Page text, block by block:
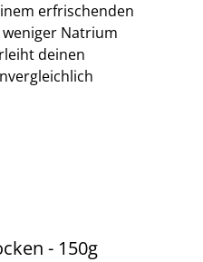
erfrischenden
Natrium
deinen
- 150g